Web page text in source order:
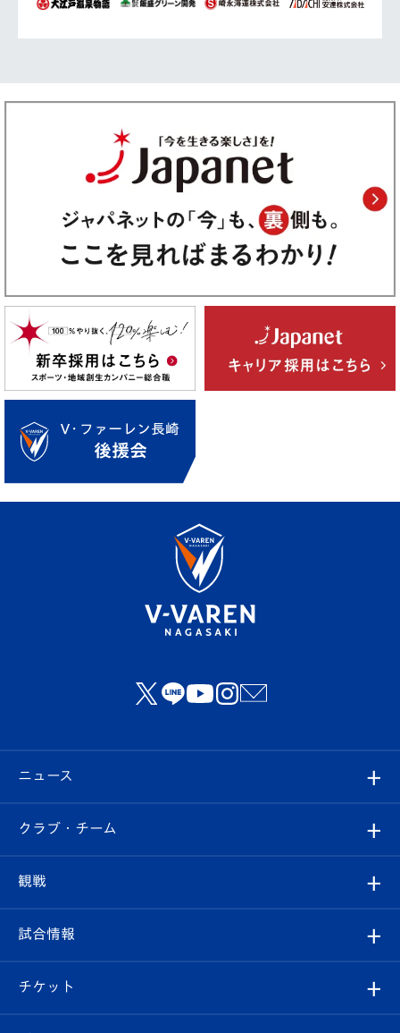
ニュース
すべて
クラブ
試合情報
クラブ・チーム
クラブ概要
エンブレム紹介
観戦
観戦ルール
はじめての観戦ガイド
試合情報
試合日程/結果
チケット